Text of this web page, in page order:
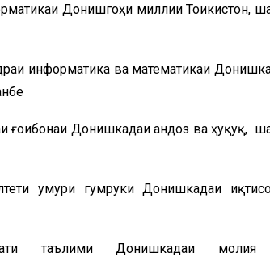
Донишгоҳи миллии Тоҷикистон,
информатика ва математикаи
ғоибонаи Донишкадаи андоз ва ҳуқуқ,
умури гумруки Донишкадаи
таълими Донишкадаи